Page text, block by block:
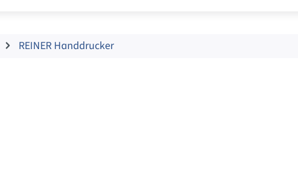
REINER Handdrucker